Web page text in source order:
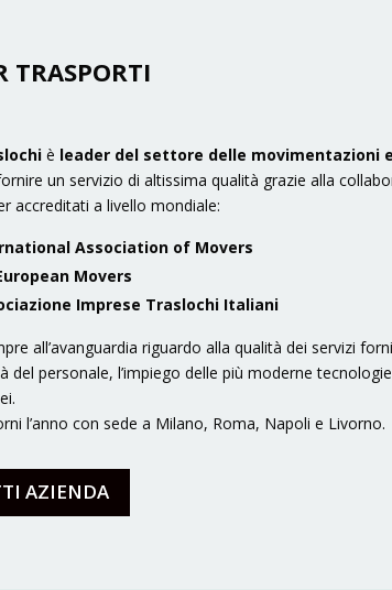
TRASPORTI
è leader del settore delle movimentazioni
un servizio di altissima qualità grazie alla
accreditati a livello mondiale:
Association of Movers
Movers
Imprese Traslochi Italiani
all’avanguardia riguardo alla qualità dei servizi
del personale, l’impiego delle più moderne tecnologie
l’anno con sede a Milano, Roma, Napoli e Livorno.
AZIENDA